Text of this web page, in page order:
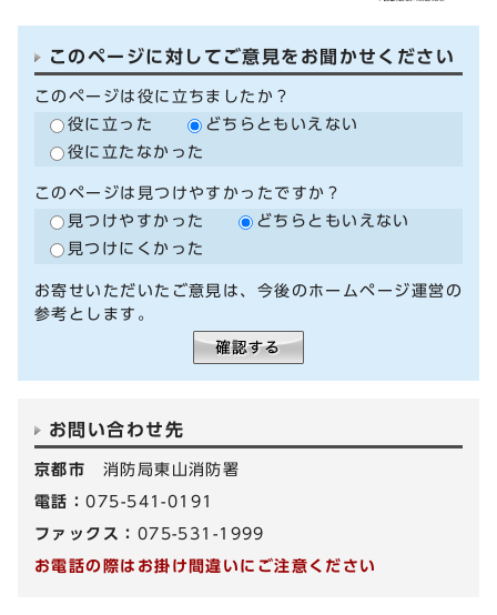
このページに対してご意見をお聞かせください
このページは役に立ちましたか？
役に立った
どちらともいえない
役に立たなかった
このページは見つけやすかったですか？
見つけやすかった
どちらともいえない
見つけにくかった
お寄せいただいたご意見は、今後のホームページ運営の
参考とします。
お問い合わせ先
京都市 消防局東山消防署
電話：075-541-0191
ファックス： 075-531-1999
お電話の際はお掛け間違いにご注意ください